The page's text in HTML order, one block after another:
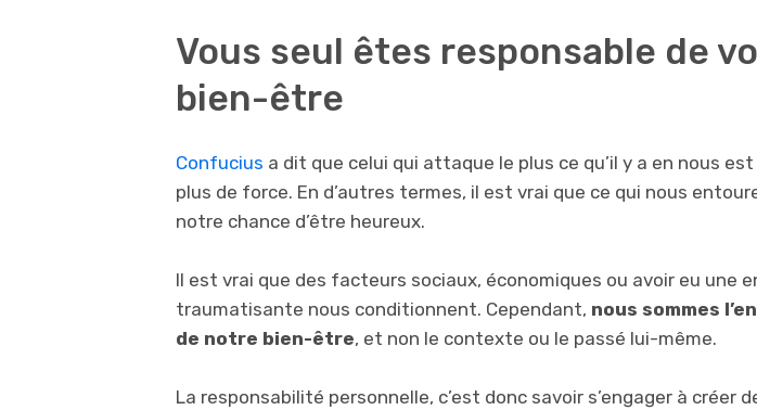
Vous seul êtes responsable de
bien-être
Confucius a dit que celui qui attaque le plus ce qu’il y a en nous
plus de force. En d’autres termes, il est vrai que ce qui nous
notre chance d’être heureux.
Il est vrai que des facteurs sociaux, économiques ou avoir eu une
traumatisante nous conditionnent. Cependant, nous sommes
de notre bien-être, et non le contexte ou le passé lui-même.
La responsabilité personnelle, c’est donc savoir s’engager à créer